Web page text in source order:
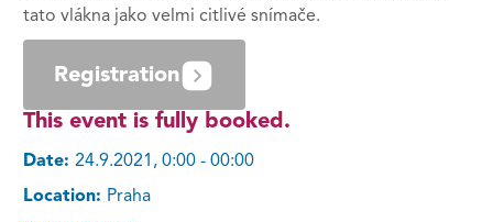
tato vlákna jako velmi citlivé snímače.
Registration
This event is fully booked.
Date: 24.9.2021, 0:00 - 00:00
Location: Praha